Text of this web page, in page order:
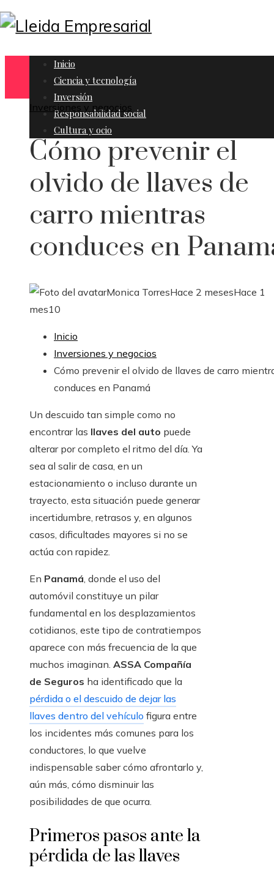
Inicio
Ciencia y tecnología
Inversión
Responsabilidad social
Cultura y ocio
Inversiones y negocios
Cómo prevenir el
olvido de llaves de
carro mientras
conduces en
Monica TorresHace 2 mesesHace 1
mes10
Inicio
Inversiones y negocios
Cómo prevenir el olvido de llaves de carro
conduces en Panamá
Un descuido tan simple como no
encontrar las llaves del auto puede
alterar por completo el ritmo del día. Ya
sea al salir de casa, en un
estacionamiento o incluso durante un
trayecto, esta situación puede generar
incertidumbre, retrasos y, en algunos
casos, dificultades mayores si no se
actúa con rapidez.
En Panamá, donde el uso del
automóvil constituye un pilar
fundamental en los desplazamientos
cotidianos, este tipo de contratiempos
aparece con más frecuencia de la que
muchos imaginan. ASSA Compañía
de Seguros ha identificado que la
pérdida o el descuido de dejar las
llaves dentro del vehículo figura entre
los incidentes más comunes para los
conductores, lo que vuelve
indispensable saber cómo afrontarlo y,
aún más, cómo disminuir las
posibilidades de que ocurra.
Primeros pasos ante la
pérdida de las llaves